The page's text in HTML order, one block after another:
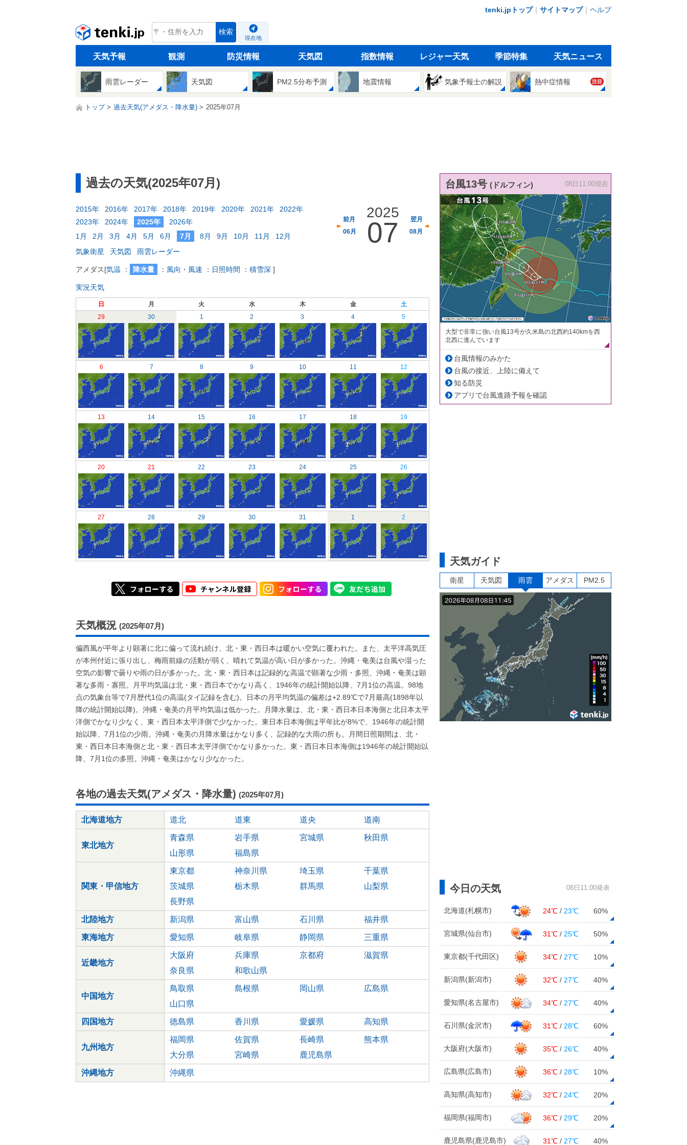
tenki.jpトップ｜ サイトマップ｜ ヘルプ
tenki.jp 検索
現在地
天気予報 観測 防災情報 天気図 指数情報 レジャー天気 季節特集 天気ニュース
雨雲レーダー 天気図 PM2.5分布予測 地震情報 気象予報士の解説 熱中症情報 注目
トップ 過去天気(アメダス・降水量) 2025年07月
過去の天気(2025年07月)
翌月
08月
2025
07
前月
06月
2015年 2016年 2017年 2018年 2019年 2020年 2021年
2022年
2023年
2024年 2025年
2026年
1月
2月 3月 4月 5月 6月 7月 8月 9月 10月 11月
12月
気象衛星
天気図 雨雲レーダー
アメダス[気温 ： 降水量 ： 風向・風速 ： 日照時間 ： 積雪深 ]
実況天気
日 月 火 水 木 金
土
29
30 1 2 3 4 5
6 7 8 9 10 11 12
13 14 15 16 17 18 19
20 21 22 23 24 25 26
27 28 29 30 31 1 2
天気概況 (2025年07月)
偏西風が平年より顕著に北に偏って流れ続け、北・東・西日本は暖かい空気に覆われた。また、太平洋高気圧
が本州付近に張り出し、梅雨前線の活動が弱く、晴れて気温が高い日が多かった。沖縄・奄美は台風や湿った
空気の影響で曇りや雨の日が多かった。北・東・西日本は記録的な高温で顕著な少雨・多照、沖縄・奄美は顕
著な多雨・寡照。月平均気温は北・東・西日本でかなり高く、1946年の統計開始以降、7月1位の高温。98地
点の気象台等で7月歴代1位の高温(タイ記録を含む)。日本の月平均気温の偏差は+2.89℃で7月最高(1898年以
降の統計開始以降)。沖縄・奄美の月平均気温は低かった。月降水量は、北・東・西日本日本海側と北日本太平
洋側でかなり少なく、東・西日本太平洋側で少なかった。東日本日本海側は平年比が8%で、1946年の統計開
始以降、7月1位の少雨。沖縄・奄美の月降水量はかなり多く、記録的な大雨の所も。月間日照期間は、北・
東・西日本日本海側と北・東・西日本太平洋側でかなり多かった。東・西日本日本海側は1946年の統計開始以
降、7月1位の多照。沖縄・奄美はかなり少なかった。
各地の過去天気(アメダス・降水量) (2025年07月)
北海道地方 道北 道東 道央 道南
東北地方
青森県 岩手県 宮城県
秋田県
山形県
福島県
関東・甲信地方
東京都 神奈川県 埼玉県
千葉県
茨城県
栃木県 群馬県
山梨県
長野県
北陸地方 新潟県 富山県 石川県 福井県
東海地方 愛知県 岐阜県 静岡県 三重県
近畿地方
大阪府 兵庫県 京都府
滋賀県
奈良県
和歌山県
中国地方
鳥取県 島根県 岡山県
広島県
山口県
四国地方 徳島県 香川県 愛媛県 高知県
九州地方
福岡県 佐賀県 長崎県
熊本県
大分県
宮崎県 鹿児島県
沖縄地方 沖縄県
台風13号 (ドルフィン) 08日11:00現在
大型で非常に強い台風13号が久米島の北西約140kmを西
北西に進んでいます
台風情報のみかた
台風の接近、上陸に備えて
知る防災
アプリで台風進路予報を確認
天気ガイド
衛星 天気図 雨雲 アメダス PM2.5
今日の天気 08日11:00発表
北海道(札幌市) 24℃ / 23℃ 60%
宮城県(仙台市) 31℃ / 25℃ 50%
東京都(千代田区) 34℃ / 27℃ 10%
新潟県(新潟市) 32℃ / 27℃ 40%
愛知県(名古屋市) 34℃ / 27℃ 40%
石川県(金沢市) 31℃ / 28℃ 60%
大阪府(大阪市) 35℃ / 26℃ 40%
広島県(広島市) 36℃ / 28℃ 10%
高知県(高知市) 32℃ / 24℃ 20%
福岡県(福岡市) 36℃ / 29℃ 20%
鹿児島県(鹿児島市) 31℃ / 27℃ 40%